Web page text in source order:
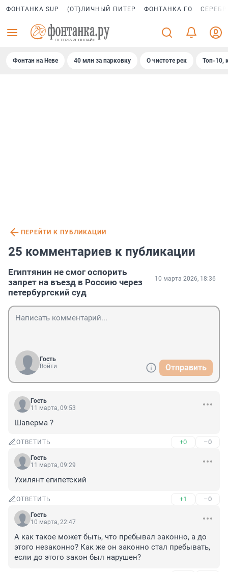
ФОНТАНКА SUP (ОТ)ЛИЧНЫЙ ПИТЕР ФОНТАНКА ГО
Фонтан на Неве 40 млн за парковку О чистоте рек Топ-10,
ПЕРЕЙТИ К ПУБЛИКАЦИИ
25 комментариев к публикации
Египтянин не смог оспорить
запрет на въезд в Россию через
петербургский суд
10 марта 2026, 18:36
Гость
Войти
Отправить
Гость
11 марта, 09:53
Шаверма ?
ОТВЕТИТЬ +0 –0
Гость
11 марта, 09:29
Ухилянт египетский
ОТВЕТИТЬ +1 –0
Гость
10 марта, 22:47
А как такое может быть, что пребывал законно, а до
этого незаконно? Как же он законно стал пребывать,
если до этого закон был нарушен?